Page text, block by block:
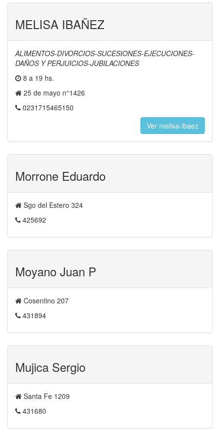
MELISA IBAÑEZ
ALIMENTOS-DIVORCIOS-SUCESIONES-EJECUCIONES-
DAÑOS Y PERJUICIOS-JUBILACIONES
8 a 19 hs.
25 de mayo n°1426
0231715465150
Ver melisa-ibaez
Morrone Eduardo
Sgo del Estero 324
425692
Moyano Juan P
Cosentino 207
431894
Mujica Sergio
Santa Fe 1209
431680